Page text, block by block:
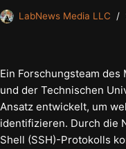
LabNews Media LLC
Ein Forschungsteam
und der Technischen
Ansatz entwickelt, um
identifizieren. Durch die
Shell (SSH)-Protokolls